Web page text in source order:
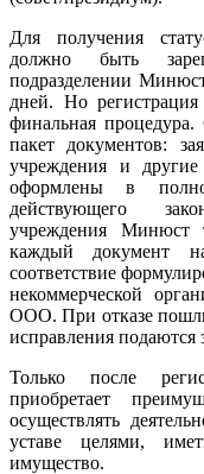
Для получения
должно быть
подразделении
дней. Но
финальная процедура.
пакет документов:
учреждения и
оформлены в
действующего
учреждения Минюст
каждый документ
соответствие
некоммерческой
ООО. При отказе
исправления подаются
Только после
приобретает
осуществлять
уставе целями,
имущество.